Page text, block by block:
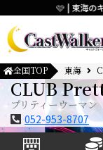
🩷 | 東海の
全国TOP 東海
CLUB
プリティーウーマン
052-953-8707